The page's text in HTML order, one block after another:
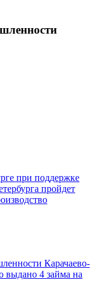
при поддержке
пройдет
Карачаево-
выдано 4 займа на